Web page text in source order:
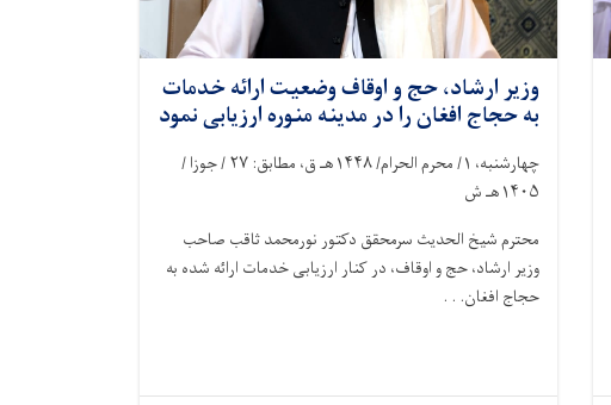
وزیر ارشاد، حج و اوقاف وضعیت ارائه خدمات
به حجاج افغان را در مدینه منوره ارزیابی نمود
چهارشنبه، ۱/ محرم الحرام/۱۴۴۸هـ ق، مطابق: ۲۷ / جوزا /
۱۴۰۵هـ ش
محترم شیخ ‌الحدیث سرمحقق دکتور نورمحمد ثاقب صاحب
وزیر ارشاد، حج و اوقاف، در کنار ارزیابی خدمات ارائه ‌شده به
حجاج افغان. . .